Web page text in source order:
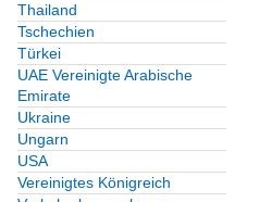
Thailand
Tschechien
Türkei
UAE Vereinigte Arabische
Emirate
Ukraine
Ungarn
USA
Vereinigtes Königreich